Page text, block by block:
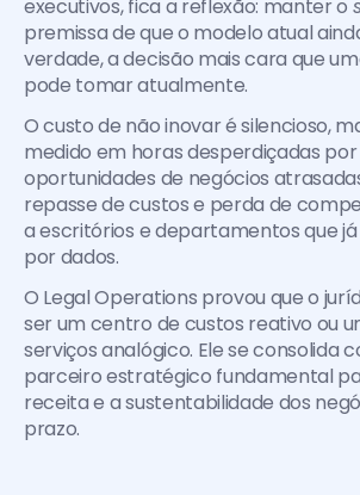
executivos, fica a reflexão: manter o
premissa de que o modelo atual
verdade, a decisão mais cara que
pode tomar atualmente.
O custo de não inovar é silencioso,
medido em horas desperdiçadas
oportunidades de negócios
repasse de custos e perda de
a escritórios e departamentos que
por dados.
O Legal Operations provou que o
ser um centro de custos reativo ou
serviços analógico. Ele se consolida
parceiro estratégico fundamental
receita e a sustentabilidade dos
prazo.